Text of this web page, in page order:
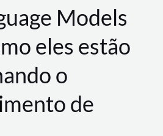
Models
eles estão
o
de